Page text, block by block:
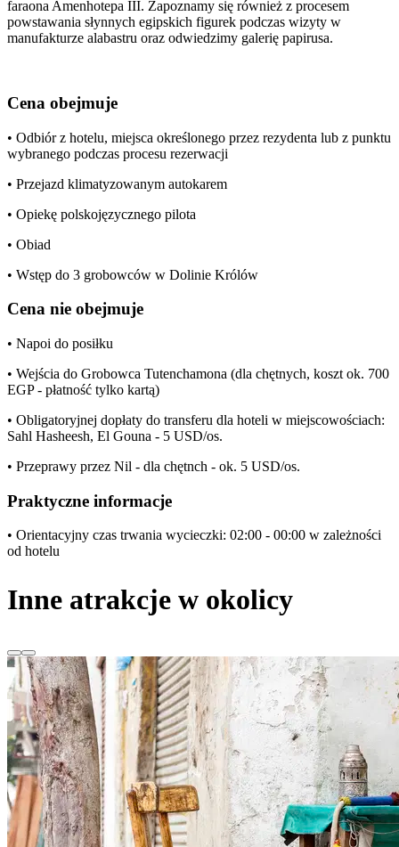
faraona Amenhotepa III. Zapoznamy się również z procesem
powstawania słynnych egipskich figurek podczas wizyty w
manufakturze alabastru oraz odwiedzimy galerię papirusa.
Cena obejmuje
• Odbiór z hotelu, miejsca określonego przez rezydenta lub z punktu
wybranego podczas procesu rezerwacji
• Przejazd klimatyzowanym autokarem
• Opiekę polskojęzycznego pilota
• Obiad
• Wstęp do 3 grobowców w Dolinie Królów
Cena nie obejmuje
• Napoi do posiłku
• Wejścia do Grobowca Tutenchamona (dla chętnych, koszt ok. 700
EGP - płatność tylko kartą)
• Obligatoryjnej dopłaty do transferu dla hoteli w miejscowościach:
Sahl Hasheesh, El Gouna - 5 USD/os.
• Przeprawy przez Nil - dla chętnch - ok. 5 USD/os.
Praktyczne informacje
• Orientacyjny czas trwania wycieczki: 02:00 - 00:00 w zależności
od hotelu
Inne atrakcje w okolicy